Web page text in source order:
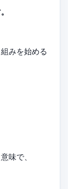
みを始める
味で、